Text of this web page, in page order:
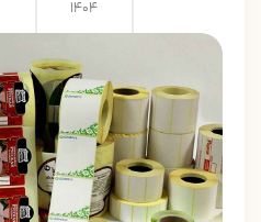
۱۴۰۴